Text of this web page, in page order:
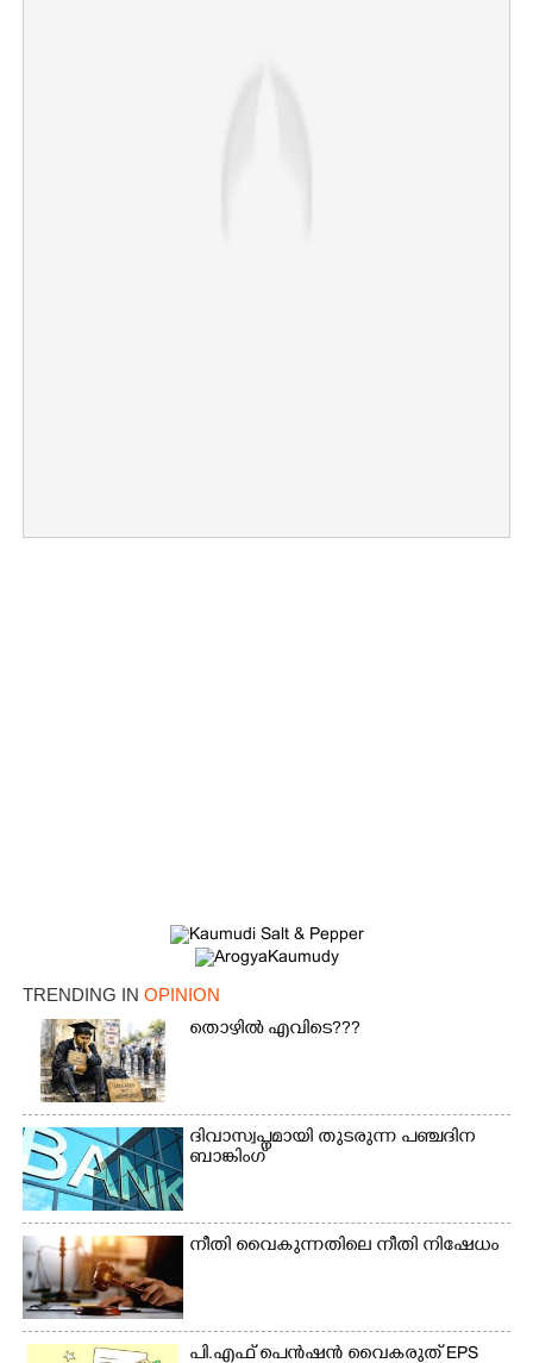
TRENDING IN OPINION
തൊഴിൽ എവിടെ???
ദിവാസ്വപ്നമായി തുടരുന്ന പഞ്ചദിന
ബാങ്കിംഗ്
നീതി വൈകുന്നതിലെ നീതി നിഷേധം
പി.എഫ് പെൻഷൻ വൈകരുത് EPS